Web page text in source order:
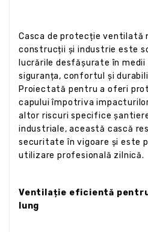
Casca de protecție ventilată
construcții și industrie este
lucrările desfășurate în
siguranța, confortul și
Proiectată pentru a oferi
capului împotriva
altor riscuri specifice
industriale, această cască
securitate în vigoare și este
utilizare profesională zilnică.
Ventilație eficientă
lung